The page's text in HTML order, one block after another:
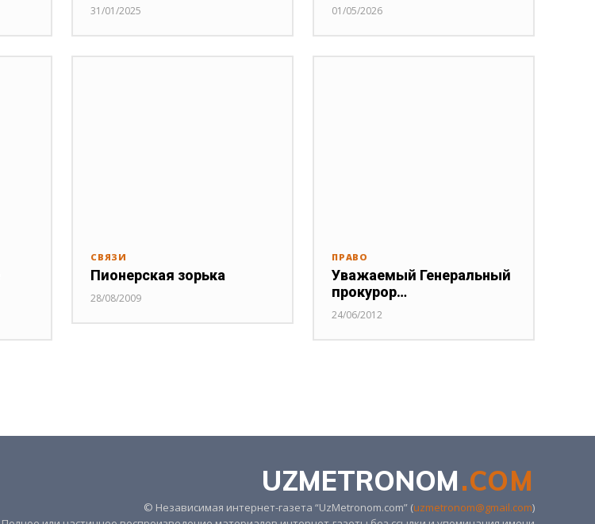
31/01/2025 01/05/2026
СВЯЗИ
Пионерская зорька
28/08/2009
ПРАВО
Уважаемый Генеральный
прокурор…
24/06/2012
UZMETRONOM.COM
© Независимая интернет-газета “UzMetronom.com” (uzmetronom@gmail.com)